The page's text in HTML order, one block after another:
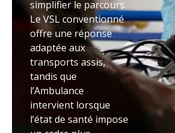
simplifier le parcours.
Le VSL conventionné
offre une réponse
adaptée aux
transports assis,
tandis que
l’Ambulance
intervient lorsque
l’état de santé impose